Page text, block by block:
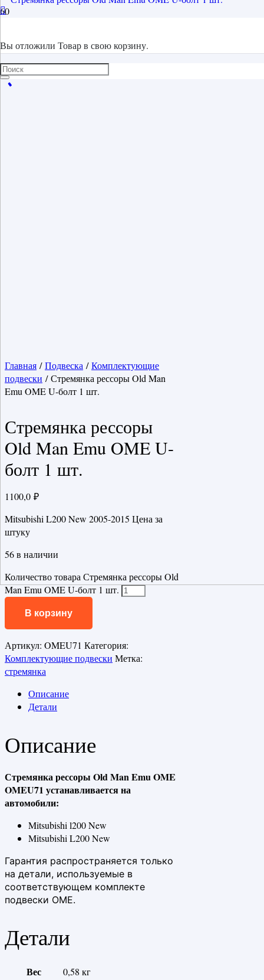
Вы отложили Товарв свою корзину.
Главная /Подвеска /Комплектующие
подвески / Стремянка рессоры Old Man
Emu OME U-болт 1 шт.
Стремянка рессоры
Old Man Emu OME U-
болт 1 шт.
1100,0 ₽
Mitsubishi L200 New 2005-2015 Цена за
штуку
56 в наличии
Количество товара Стремянка рессоры Old
Man Emu OME U-болт 1 шт.
В корзину
Артикул: OMEU71 Категория:
Комплектующие подвески Метка:
стремянка
Описание
Детали
Описание
Стремянка рессоры Old Man Emu OME
OMEU71 устанавливается на
автомобили:
Mitsubishi l200 New
Mitsubishi L200 New
Гарантия распространяется только
на детали, используемые в
соответствующем комплекте
подвески OME.
Детали
Вес 0,58 кг